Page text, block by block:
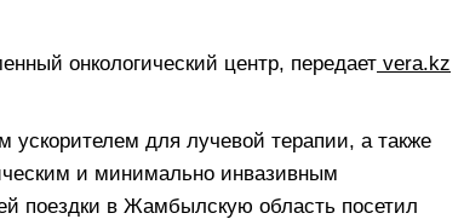
онкологический центр, передает vera.kz
ускорителем для лучевой терапии, а также
и минимально инвазивным
поездки в Жамбылскую область посетил